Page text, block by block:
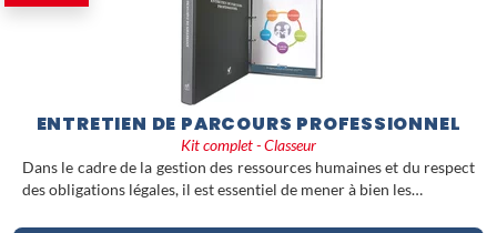
ENTRETIEN DE PARCOURS PROFESSIONNEL
Kit complet - Classeur
Dans le cadre de la gestion des ressources humaines et du respect
des obligations légales, il est essentiel de mener à bien les…